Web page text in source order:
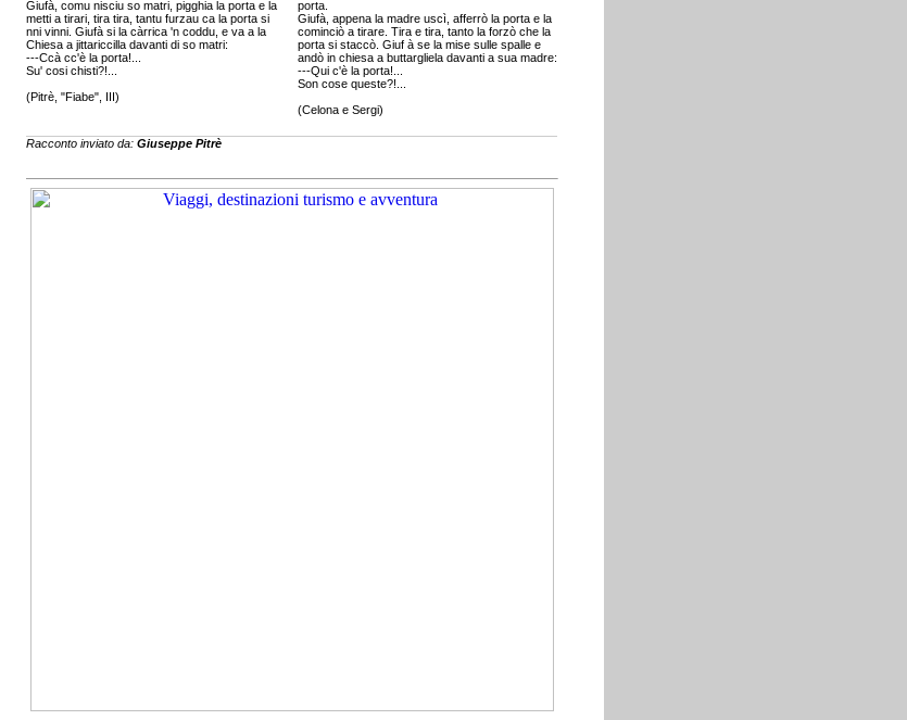
Giufà, comu nisciu so matri, pigghia la porta e la
metti a tirari, tira tira, tantu furzau ca la porta si
nni vinni. Giufà si la càrrica 'n coddu, e va a la
Chiesa a jittariccilla davanti di so matri:
---Ccà cc'è la porta!...
Su' cosi chisti?!...
(Pitrè, "Fiabe", III)
porta.
Giufà, appena la madre uscì, afferrò la porta e la
cominciò a tirare. Tira e tira, tanto la forzò che la
porta si staccò. Giuf à se la mise sulle spalle e
andò in chiesa a buttargliela davanti a sua madre:
---Qui c'è la porta!...
Son cose queste?!...
(Celona e Sergi)
Racconto inviato da: Giuseppe Pitrè